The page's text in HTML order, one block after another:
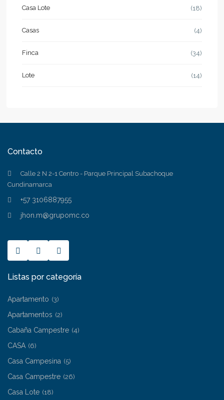
Casa Lote (18)
Casas (4)
Finca (34)
Lote (14)
Contacto
Calle 2 N 2-1 Centro - Parque Principal Subachoque
Cundinamarca
+57 3106887955
jhon.m@grupomc.co
Listas por categoría
Apartamento (3)
Apartamentos (2)
Cabaña Campestre (4)
CASA (6)
Casa Campesina (5)
Casa Campestre (26)
Casa Lote (18)